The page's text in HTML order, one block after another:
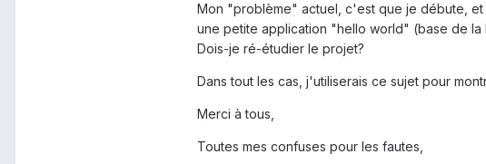
Mon "problème" actuel, c'est que je débute,
une petite application "hello world" (base de
Dois-je ré-étudier le projet?
Dans tout les cas, j'utiliserais ce sujet pour
Merci à tous,
Toutes mes confuses pour les fautes,